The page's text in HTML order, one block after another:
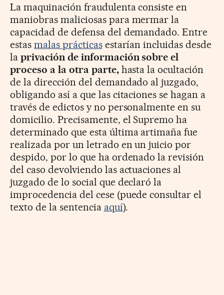
La maquinación fraudulenta consiste en
maniobras maliciosas para mermar la
capacidad de defensa del demandado. Entre
estas malas prácticasestarían incluidas desde
la privación de información sobre el
proceso a la otra parte,hasta la ocultación
de la dirección del demandado al juzgado,
obligando así a que las citaciones se hagan a
través de edictos y no personalmente en su
domicilio. Precisamente, el Supremo ha
determinado que esta última artimaña fue
realizada por un letrado en un juicio por
despido, por lo que ha ordenado la revisión
del caso devolviendo las actuaciones al
juzgado de lo social que declaró la
improcedencia del cese (puede consultar el
texto de la sentencia aquí).